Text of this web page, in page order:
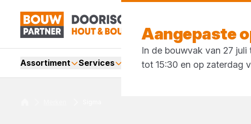
Assortiment Services Merken Acties Blogs
Aangepaste
In de bouwvak van 27
tot 15:30 en op zaterdag